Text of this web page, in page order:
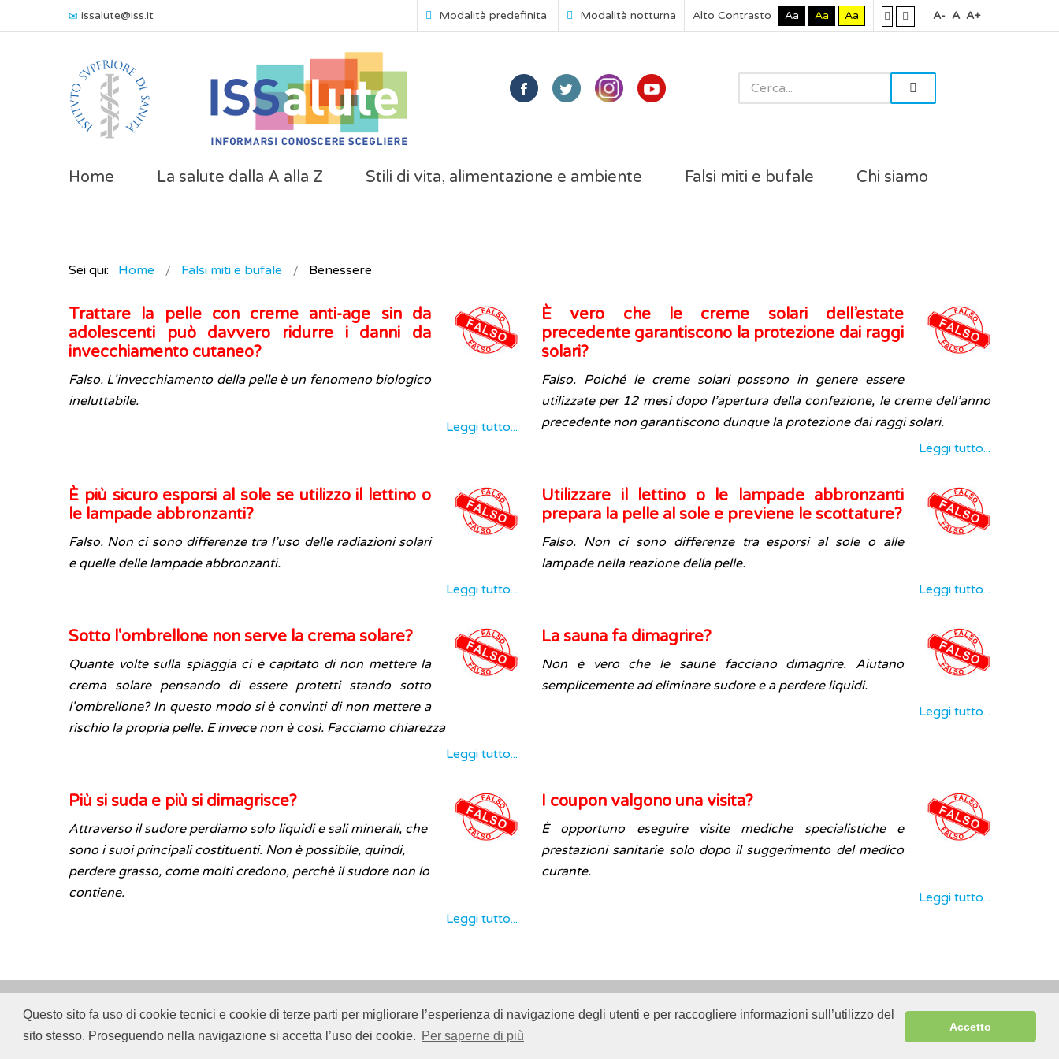
Questo sito fa uso di cookie tecnici e cookie di terze parti per migliorare l’esperienza di navigazione degli utenti e per raccogliere informazioni sull’utilizzo del
sito stesso. Proseguendo nella navigazione si accetta l’uso dei cookie. Per saperne di più
Accetto
issalute@iss.it Modalità predefinita Modalità notturna Alto Contrasto Aa Aa Aa A- A A+
Home La salute dalla A alla Z Stili di vita, alimentazione e ambiente Falsi miti e bufale Chi siamo
Sei qui: Home Falsi miti e bufale Benessere
Trattare la pelle con creme anti-age sin da
adolescenti può davvero ridurre i danni da
invecchiamento cutaneo?
Falso. L'invecchiamento della pelle è un fenomeno biologico
ineluttabile.
Leggi tutto...
È vero che le creme solari dell’estate
precedente garantiscono la protezione dai raggi
solari?
Falso. Poiché le creme solari possono in genere essere
utilizzate per 12 mesi dopo l’apertura della confezione, le creme dell’anno
precedente non garantiscono dunque la protezione dai raggi solari.
Leggi tutto...
È più sicuro esporsi al sole se utilizzo il lettino o
le lampade abbronzanti?
Falso. Non ci sono differenze tra l’uso delle radiazioni solari
e quelle delle lampade abbronzanti.
Leggi tutto...
Utilizzare il lettino o le lampade abbronzanti
prepara la pelle al sole e previene le scottature?
Falso. Non ci sono differenze tra esporsi al sole o alle
lampade nella reazione della pelle.
Leggi tutto...
Sotto l'ombrellone non serve la crema solare?
Quante volte sulla spiaggia ci è capitato di non mettere la
crema solare pensando di essere protetti stando sotto
l'ombrellone? In questo modo si è convinti di non mettere a
rischio la propria pelle. E invece non è così. Facciamo chiarezza
Leggi tutto...
La sauna fa dimagrire?
Non è vero che le saune facciano dimagrire. Aiutano
semplicemente ad eliminare sudore e a perdere liquidi.
Leggi tutto...
Più si suda e più si dimagrisce?
Attraverso il sudore perdiamo solo liquidi e sali minerali, che
sono i suoi principali costituenti. Non è possibile, quindi,
perdere grasso, come molti credono, perchè il sudore non lo
contiene.
Leggi tutto...
I coupon valgono una visita?
È opportuno eseguire visite mediche specialistiche e
prestazioni sanitarie solo dopo il suggerimento del medico
curante.
Leggi tutto...
© 2018ISSalute - Sito sviluppato e gestito dall’Istituto Superiore di Sanità (ISS) -Disclaimer -Cookie Sitemap